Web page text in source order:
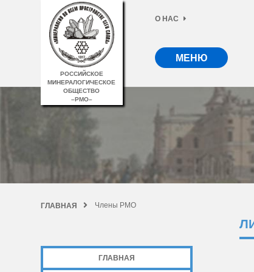
РОССИЙСКОЕ
МИНЕРАЛОГИЧЕСКОЕ
ОБЩЕСТВО
–РМО–
О НАС
МЕНЮ
ГЛАВНАЯ Члены РМО
ГЛАВНАЯ